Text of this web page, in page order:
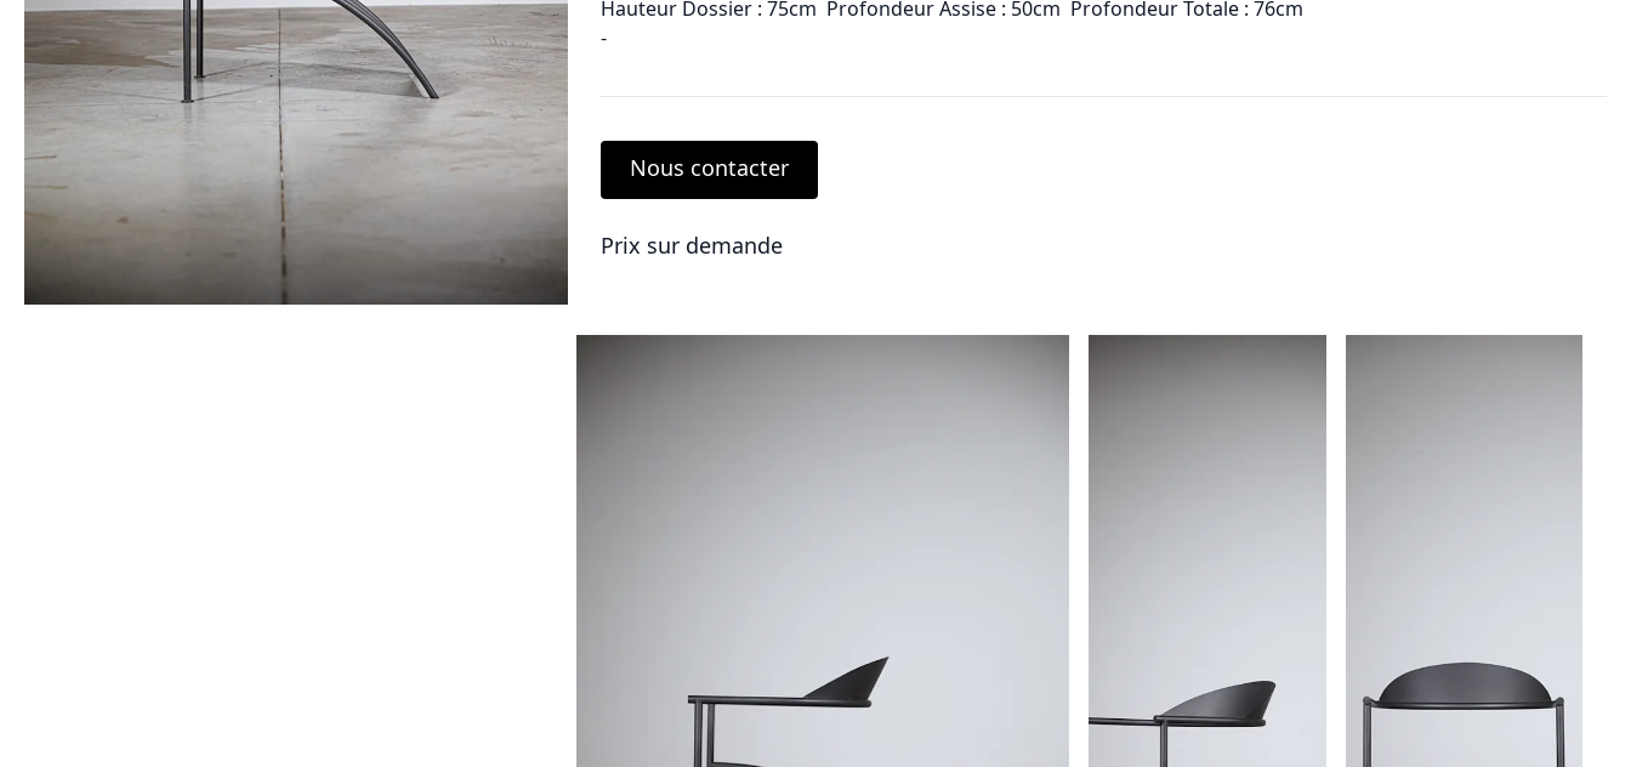
Hauteur Dossier : 75cm Profondeur Assise : 50cm Profondeur Totale : 76cm
-
Nous contacter
Prix sur demande